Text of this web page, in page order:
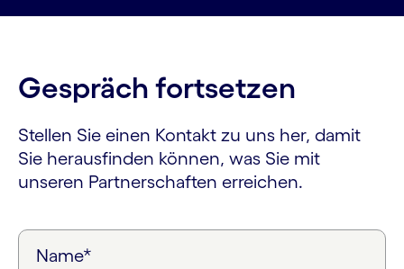
Gespräch fortsetzen
Stellen Sie einen Kontakt zu uns her, damit
Sie herausfinden können, was Sie mit
unseren Partnerschaften erreichen.
Name*